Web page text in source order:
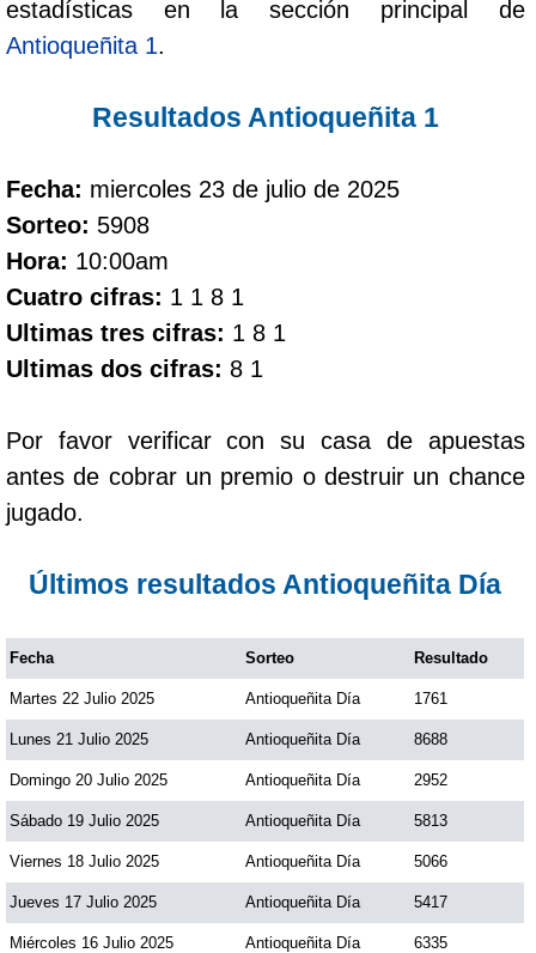
Dorado Mañana
Dorado Tarde
Dorado Noche
Fantástica Día
Fantástica Noche
Motilon Noche
Paisita 3
Pick 3 Día
Pick 3 Noche
Pick 4 Día
estadísticas en la sección principal de
Antioqueñita 1.
Resultados Antioqueñita 1
Fecha: miercoles 23 de julio de 2025
Sorteo: 5908
Hora: 10:00am
Cuatro cifras: 1 1 8 1
Ultimas tres cifras: 1 8 1
Ultimas dos cifras: 8 1
Por favor verificar con su casa de apuestas
antes de cobrar un premio o destruir un chance
jugado.
Últimos resultados Antioqueñita Día
Fecha Sorteo Resultado
Martes 22 Julio 2025 Antioqueñita Día 1761
Lunes 21 Julio 2025 Antioqueñita Día 8688
Domingo 20 Julio 2025 Antioqueñita Día 2952
Sábado 19 Julio 2025 Antioqueñita Día 5813
Viernes 18 Julio 2025 Antioqueñita Día 5066
Jueves 17 Julio 2025 Antioqueñita Día 5417
Miércoles 16 Julio 2025 Antioqueñita Día 6335